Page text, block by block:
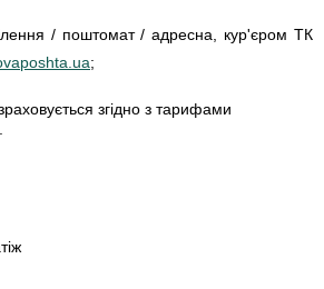
/ поштомат / адресна, кур'єром ТК
;
згідно з тарифами